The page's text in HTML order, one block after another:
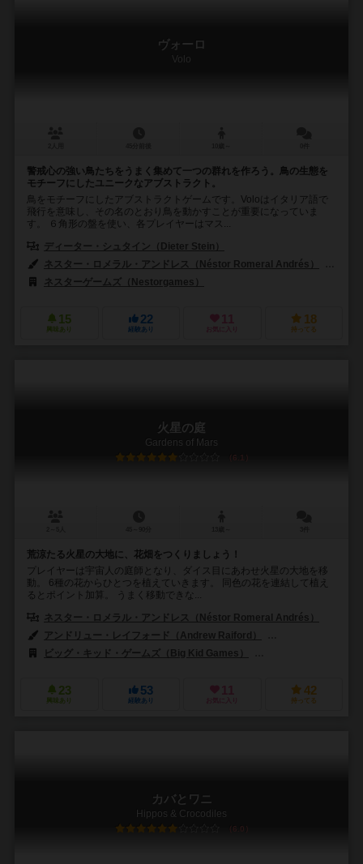
ヴォーロ
Volo
警戒心の強い鳥たちをうまく集めて一つの群れを作ろう。鳥の生態を
モチーフにしたユニークなアブストラクト。
鳥をモチーフにしたアブストラクトゲームです。Voloはイタリア語で
飛行を意味し、その名のとおり鳥を動かすことが重要になっていま
す。 ６角形の盤を使い、各プレイヤーはマス...
ディーター・シュタイン（Dieter Stein）
ネスター・ロメラル・アンドレス（Néstor Romeral Andrés）
ネスターゲームズ（Nestorgames）
15
興味あり
22
経験あり
11
お気に入り
18
持ってる
火星の庭
Gardens of Mars
6.1
荒涼たる火星の大地に、花畑をつくりましょう！
プレイヤーは宇宙人の庭師となり、ダイス目にあわせ火星の大地を移
動。 6種の花からひとつを植えていきます。 同色の花を連結して植え
るとポイント加算。 うまく移動できな...
ネスター・ロメラル・アンドレス（Néstor Romeral Andrés）
アンドリュー・レイフォード（Andrew Raiford）
ビッグ・キッド・ゲームズ（Big Kid Games）
23
興味あり
53
経験あり
11
お気に入り
42
持ってる
カバとワニ
Hippos & Crocodiles
6.0